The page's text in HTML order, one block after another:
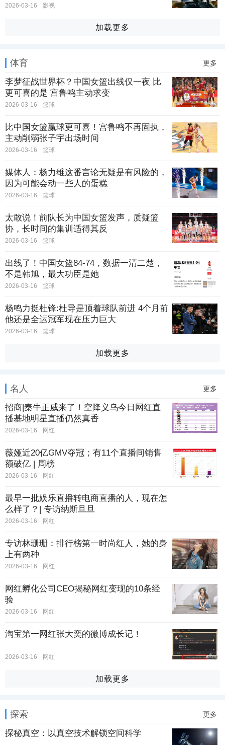
2026-03-16 影视
加载更多
体育 更多
李梦征战世界杯？中国女篮出线仅一夜 比
更可喜的是 宫鲁鸣主动求变
2026-03-16 篮球
比中国女篮赢球更可喜！宫鲁鸣不再固执，
主动削弱张子宇出场时间
2026-03-16 篮球
媒体人：杨力维这番言论无疑是有风险的，
因为可能会动一些人的蛋糕
2026-03-16 篮球
太敢说！前队长为中国女篮发声，质疑篮
协，长时间的集训适得其反
2026-03-16 篮球
出线了！中国女篮84-74，数据一清二楚，
不是韩旭，最大功臣是她
2026-03-16 篮球
杨鸣力挺杜锋:杜导是顶着球队前进 4个月前
他还是全运冠军现在压力巨大
2026-03-16 篮球
加载更多
名人 更多
招商|秦牛正威来了！空降义乌今日网红直
播基地明星直播仍然真香
2026-03-16 网红
薇娅近20亿GMV夺冠；有11个直播间销售
额破亿 | 周榜
2026-03-16 网红
最早一批娱乐直播转电商直播的人，现在怎
么样了？| 专访纳斯旦旦
2026-03-16 网红
专访林珊珊：排行榜第一时尚红人，她的身
上有两种
2026-03-16 网红
网红孵化公司CEO揭秘网红变现的10条经
验
2026-03-16 网红
淘宝第一网红张大奕的微博成长记！
2026-03-16 网红
加载更多
探索 更多
探秘真空：以真空技术解锁空间科学